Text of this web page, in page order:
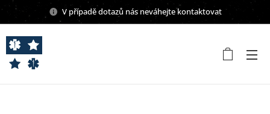
V případě dotazů nás neváhejte kontaktovat